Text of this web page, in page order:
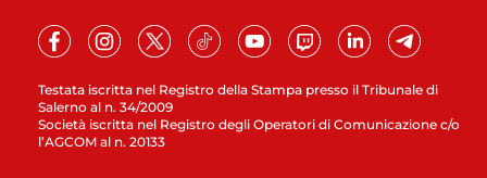
Testata iscritta nel Registro della Stampa presso il Tribunale di
Salerno al n. 34/2009
Società iscritta nel Registro degli Operatori di Comunicazione c/o
l’AGCOM al n. 20133